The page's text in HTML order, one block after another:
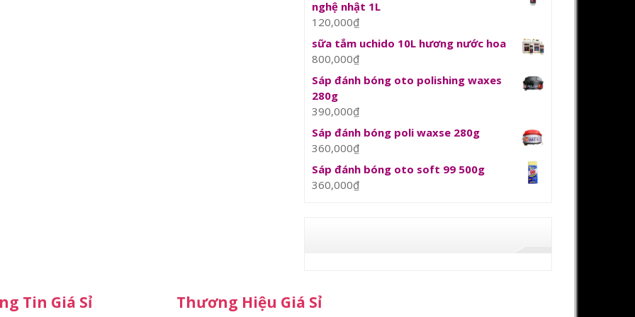
nghệ nhật 1L
120,000₫
sữa tắm uchido 10L hương nước hoa
800,000₫
Sáp đánh bóng oto polishing waxes
280g
390,000₫
Sáp đánh bóng poli waxse 280g
360,000₫
Sáp đánh bóng oto soft 99 500g
360,000₫
Tin Giá Sỉ Thương Hiệu Giá Sỉ